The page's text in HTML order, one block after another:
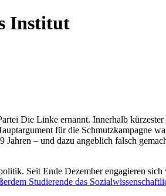
Institut
Die Linke ernannt. Innerhalb
für die Schmutzkampagne
– und dazu angeblich falsch
Seit Ende Dezember engagieren
Studierende das